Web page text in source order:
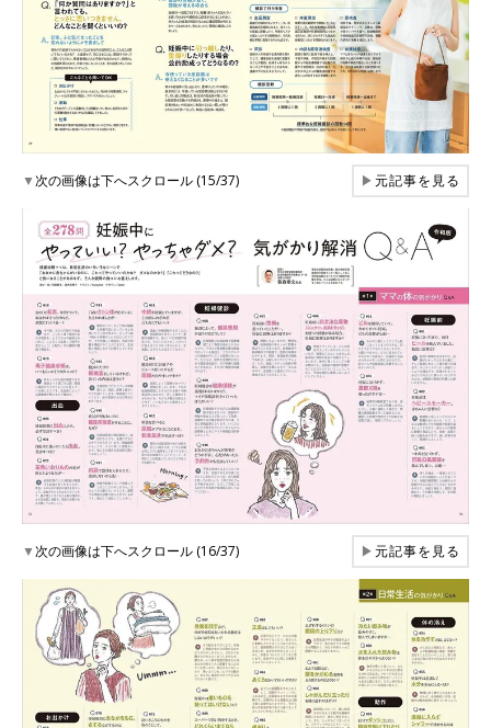
▼次の画像は下へスクロール (15/37) ▶元記事を見る
▼次の画像は下へスクロール (16/37) ▶元記事を見る